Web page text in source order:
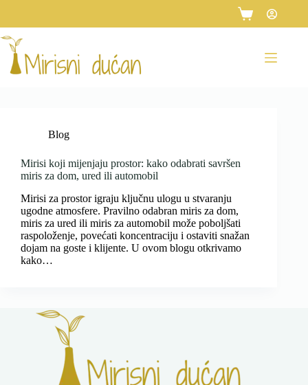
sadržaj
Košarica
Blog
Mirisi koji mijenjaju prostor: kako odabrati savršen
miris za dom, ured ili automobil
Mirisi za prostor igraju ključnu ulogu u stvaranju
ugodne atmosfere. Pravilno odabran miris za dom,
miris za ured ili miris za automobil može poboljšati
raspoloženje, povećati koncentraciju i ostaviti snažan
dojam na goste i klijente. U ovom blogu otkrivamo
kako…